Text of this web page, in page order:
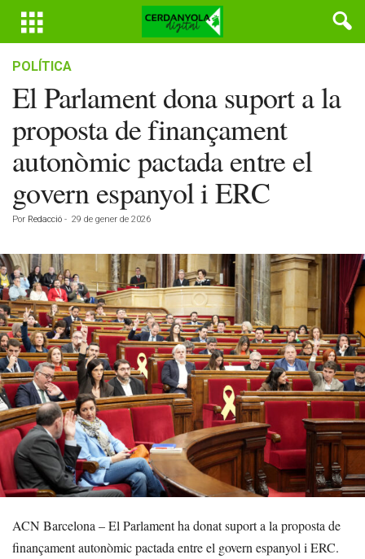
POLÍTICA
El Parlament dona suport a la
proposta de finançament
autonòmic pactada entre el
govern espanyol i ERC
Por Redacció - 29 de gener de 2026
ACN Barcelona – El Parlament ha donat suport a la proposta de
finançament autonòmic pactada entre el govern espanyol i ERC.